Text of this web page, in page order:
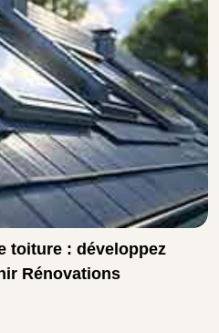
toiture : développez
Rénovations